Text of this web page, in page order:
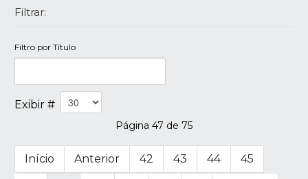
Filtrar:
Filtro por Título
Exibir #
Página 47 de 75
Início Anterior 42 43 44 45